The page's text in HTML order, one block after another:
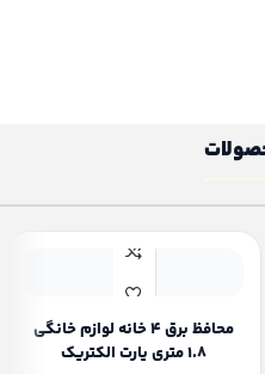
محافظ برق 4 خانه لوازم خانگی
1.8 متری پارت الکتریک